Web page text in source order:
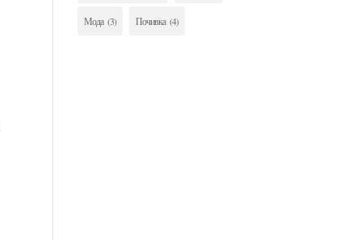
Мода (3) Почивка (4)